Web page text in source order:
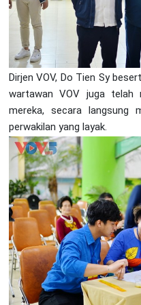
Dirjen VOV, Do Tien Sy
wartawan VOV juga telah
mereka, secara langsung
perwakilan yang layak.